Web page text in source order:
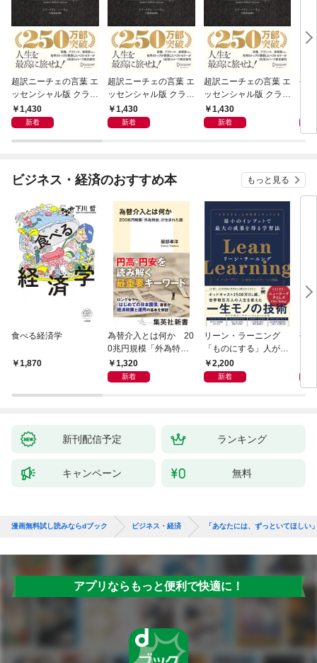
超訳ニーチェの言葉 エ
ッセンシャル版 クラシ
ックカバー赤箔
1,430
新着
超訳ニーチェの言葉 エ
ッセンシャル版 クラシ
ックカバー金箔
1,430
新着
超訳ニーチェの言葉 エ
ッセンシャル版 クラシ
ックカバー銀箔
1,430
新着
令
ビジネス・経済のおすすめ本 もっと見る
食べる経済学
1,870
為替介入とは何か 20
0兆円規模「外為特
会」が生まれた謎
1,320
新着
リーン・ラーニング
「ものにする」人が自
然とやっている 最小の
インプットで最大の成
2,200
新着
研
新刊配信予定 ランキング
キャンペーン 無料
漫画無料試し読みならdブック ビジネス・経済 「あなたには、ずっといてほし
アプリならもっと便利で快適に！